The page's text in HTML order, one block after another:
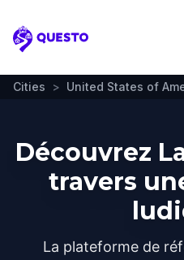
Questo
Cities > United States of
Découvrez
travers
La plateforme de